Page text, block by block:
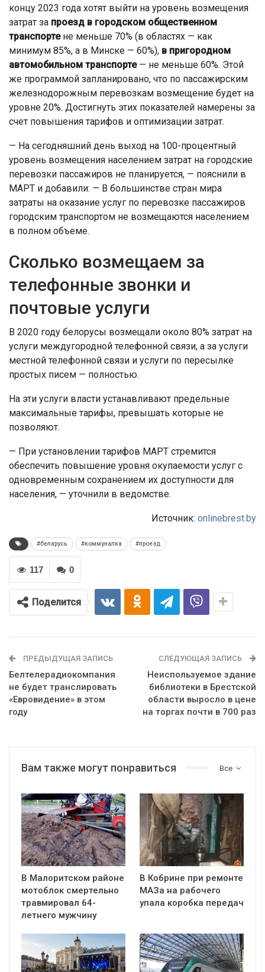
концу 2023 года хотят выйти на уровень возмещения
затрат за проезд в городском общественном
транспортене меньше 70% (в областях — как
минимум 85%, а в Минске — 60%), в пригородном
автомобильном транспорте— не меньше 60%. Этой
же программой запланировано, что по пассажирским
железнодорожным перевозкам возмещение будет на
уровне 20%. Достигнуть этих показателей намерены за
счет повышения тарифов и оптимизации затрат.
— На сегодняшний день выход на 100-процентный
уровень возмещения населением затрат на городские
перевозки пассажиров не планируется, — пояснили в
МАРТ и добавили: — В большинстве стран мира
затраты на оказание услуг по перевозке пассажиров
городским транспортом не возмещаются населением
в полном объеме.
Сколько возмещаем за
телефонные звонки и
почтовые услуги
В 2020 году белорусы возмещали около 80% затрат на
услуги междугородной телефонной связи, а за услуги
местной телефонной связи и услуги по пересылке
простых писем — полностью.
На эти услуги власти устанавливают предельные
максимальные тарифы, превышать которые не
позволяют.
— При установлении тарифов МАРТ стремится
обеспечить повышение уровня окупаемости услуг с
одновременным сохранением их доступности для
населения, — уточнили в ведомстве.
Источник: onlinebrest.by
#беларусь #коммуналка #проезд
0
117
Поделится
ПРЕДЫДУЩАЯ ЗАПИСЬ
Белтелерадиокомпания
не будет транслировать
«Евровидение» в этом
году
СЛЕДУЮЩАЯ ЗАПИСЬ
Неиспользуемое здание
библиотеки в Брестской
области выросло в цене
на торгах почти в 700 раз
Все
Вам также могут понравиться
В Малоритском районе
мотоблок смертельно
травмировал 64-
летнего мужчину
В Кобрине при ремонте
МАЗа на рабочего
упала коробка передач